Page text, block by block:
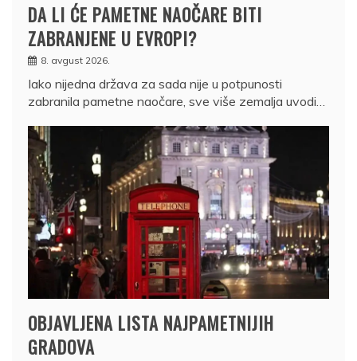
DA LI ĆE PAMETNE NAOČARE BITI
ZABRANJENE U EVROPI?
8. avgust 2026.
Iako nijedna država za sada nije u potpunosti
zabranila pametne naočare, sve više zemalja uvodi…
OBJAVLJENA LISTA NAJPAMETNIJIH
GRADOVA